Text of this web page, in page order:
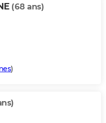
(68 ans)
)